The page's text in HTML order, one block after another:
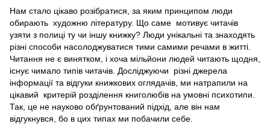
Нам стало цікаво розібратися, за яким принципом люди
обирають художню літературу. Що саме мотивує читачів
узяти з полиці ту чи іншу книжку? Люди унікальні та знаходять
різні способи насолоджуватися тими самими речами в житті.
Читання не є винятком, і хоча мільйони людей читають щодня,
існує чимало типів читачів. Досліджуючи різні джерела
інформації та відгуки книжкових оглядачів, ми натрапили на
цікавий критерій розділення книголюбів на умовні психотипи.
Так, це не науково обґрунтований підхід, але він нам
відгукнувся, бо в цих типах ми побачили себе.